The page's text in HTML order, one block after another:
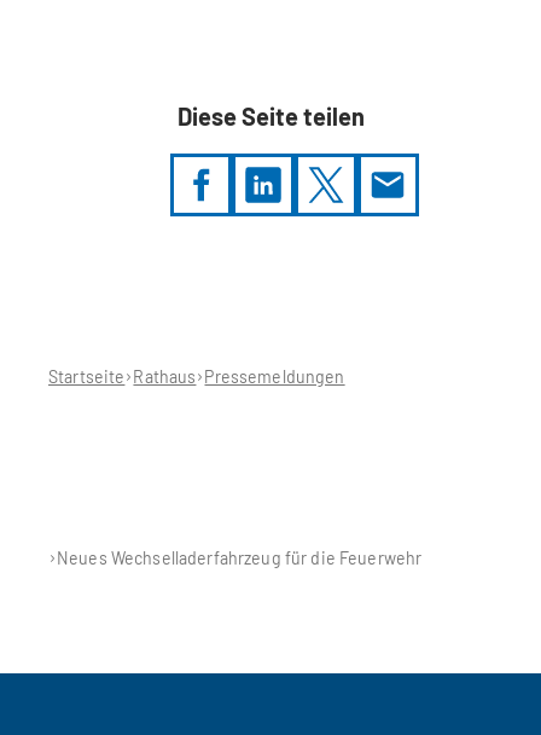
Diese Seite teilen
hier:Startseite Rathaus Pressemeldungen
Neues Wechselladerfahrzeug für die Feuerwehr